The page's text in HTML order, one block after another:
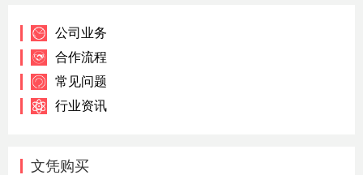
公司业务
合作流程
常见问题
行业资讯
文凭购买